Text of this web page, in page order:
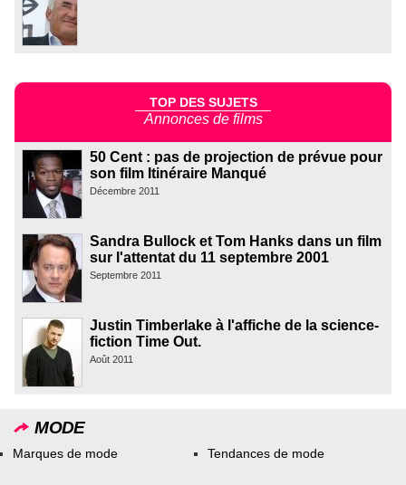
TOP DES SUJETS
Annonces de films
50 Cent : pas de projection de prévue pour
son film Itinéraire Manqué
Décembre 2011
Sandra Bullock et Tom Hanks dans un film
sur l'attentat du 11 septembre 2001
Septembre 2011
Justin Timberlake à l'affiche de la science-
fiction Time Out.
Août 2011
MODE
Marques de mode Tendances de mode